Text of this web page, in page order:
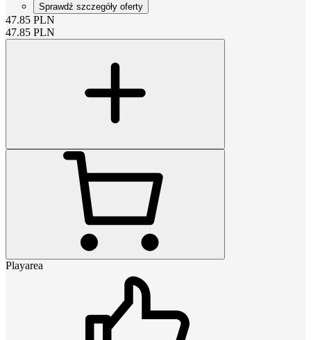
Sprawdź szczegóły oferty
47.85 PLN
47.85 PLN
Playarea